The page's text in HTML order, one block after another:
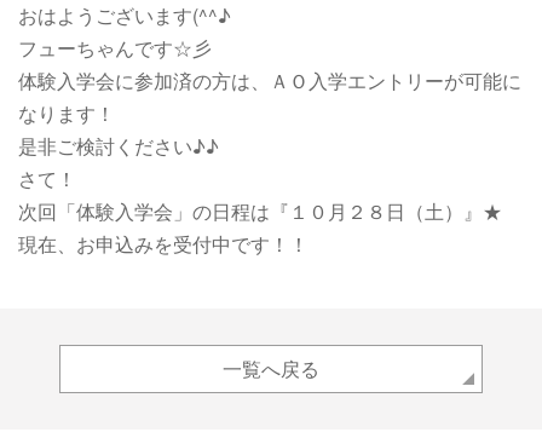
おはようございます(^^♪
フューちゃんです☆彡
体験入学会に参加済の方は、ＡＯ入学エントリーが可能に
なります！
是非ご検討ください♪♪
さて！
次回「体験入学会」の日程は『１０月２８日（土）』★
現在、お申込みを受付中です！！
一覧へ戻る